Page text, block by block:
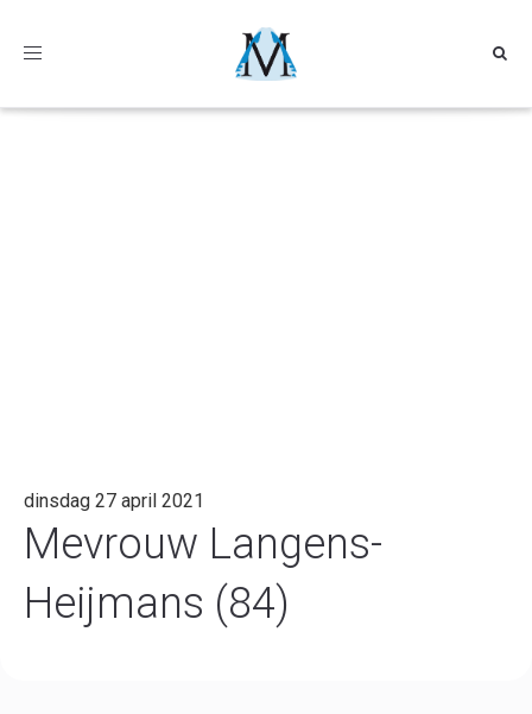
Toggle
dinsdag 27 april 2021
Mevrouw Langens-
Heijmans (84)